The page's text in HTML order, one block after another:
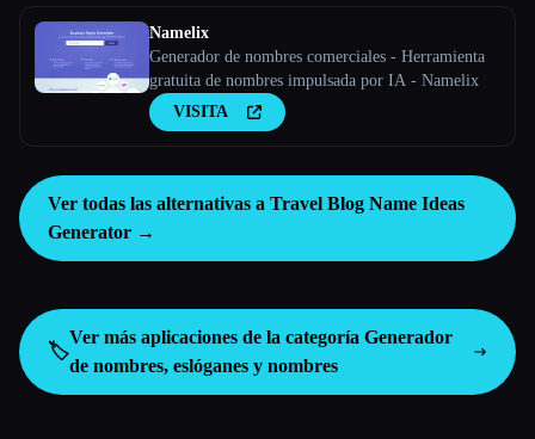
Namelix
Generador de nombres comerciales - Herramienta
gratuita de nombres impulsada por IA - Namelix
VISITA
Ver todas las alternativas a Travel Blog Name Ideas
Generator →
🏷️
Ver más aplicaciones de la categoría Generador
de nombres, eslóganes y nombres